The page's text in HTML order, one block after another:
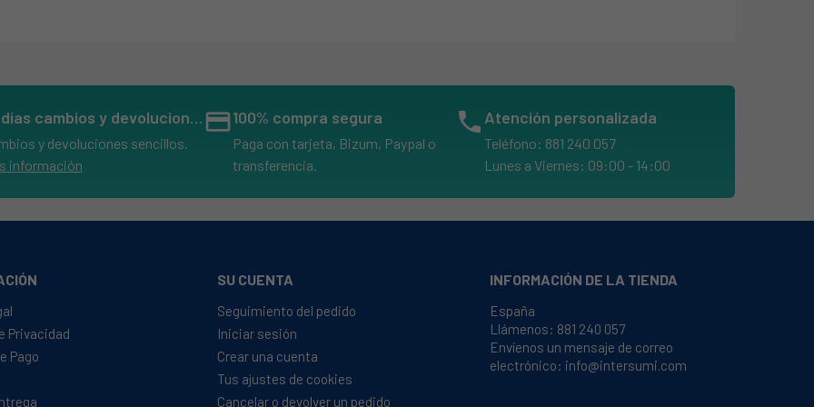
14 días cambios y devoluciones
y devoluciones sencillos.
información
credit_card100% compra segura
Paga con tarjeta, Bizum, Paypal o
transferencia.
phone Atención personalizada
Teléfono: 881 240 057
Lunes a Viernes: 09:00 - 14:00
Privacidad
Pago
SU CUENTA
Seguimiento del pedido
Iniciar sesión
Crear una cuenta
Tus ajustes de cookies
Cancelar o devolver un pedido
INFORMACIÓN DE LA TIENDA
España
Llámenos: 881 240 057
Envíenos un mensaje de correo
electrónico: info@intersumi.com